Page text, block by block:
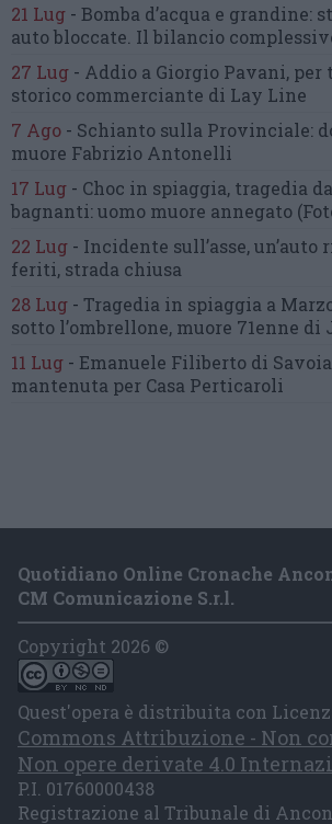
21 Lug - Bomba d’acqua e grandine:
auto bloccate. Il bilancio
27 Lug - Addio a Giorgio Pavani, per
storico commerciante di Lay Line
7 Ago - Schianto sulla Provinciale:
muore Fabrizio Antonelli
17 Lug - Choc in spiaggia, tragedia
bagnanti:uomo muore annegato
22 Lug - Incidente sull’asse, un’auto
feriti, strada chiusa
28 Lug - Tragedia in spiaggia a
sotto l’ombrellone, muore 71enne di
11 Lug - Emanuele Filiberto di
mantenuta per Casa Perticaroli
Quotidiano Online Cronache
CM Comunicazione S.r.l.
Copyright 2026 ©
Quest'opera è distribuita con
Commons Attribuzione - Non
Non opere derivate 4.0
P.I. 01760000438
Registrazione al Tribunale di